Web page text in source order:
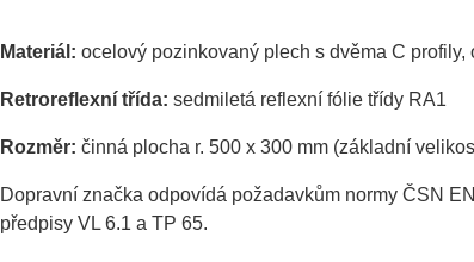
Materiál: ocelový pozinkovaný plech s dvěma C profily,
Retroreflexní třída: sedmiletá reflexní fólie třídy RA1
Rozměr: činná plocha r. 500 x 300 mm (základní
Dopravní značka odpovídá požadavkům normy ČSN
předpisy VL 6.1 a TP 65.